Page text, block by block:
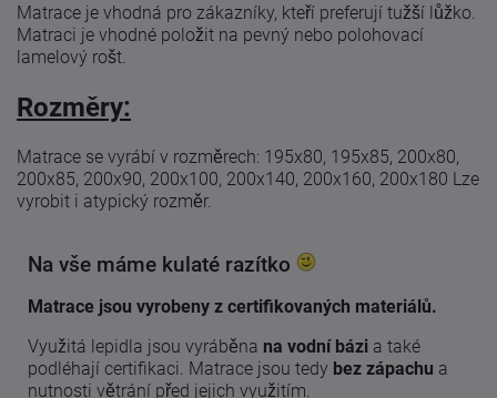
Matrace je vhodná pro zákazníky, kteří preferují tužší lůžko.
Matraci je vhodné položit na pevný nebo polohovací
lamelový rošt.
Rozměry:
Matrace se vyrábí v rozměrech: 195x80, 195x85, 200x80,
200x85, 200x90, 200x100, 200x140, 200x160, 200x180 Lze
vyrobit i atypický rozměr.
Na vše máme kulaté razítko
Matrace jsou vyrobeny z certifikovaných materiálů.
Využitá lepidla jsou vyráběna na vodní bázi a také
podléhají certifikaci. Matrace jsou tedy bez zápachu a
nutnosti větrání před jejich využitím.